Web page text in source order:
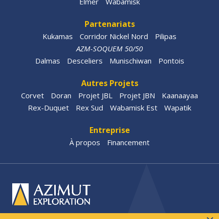
Partenariats
Kukamas Corridor Nickel Nord
Pilipas
AZM-SOQUEM 50/50
Dalmas
Desceliers Munischiwan Pontois
Autres Projets
Corvet Doran Projet JBL Projet JBN
Kaanaayaa
Rex-Duquet
Rex Sud Wabamisk Est Wapatik
Entreprise
À propos Financement